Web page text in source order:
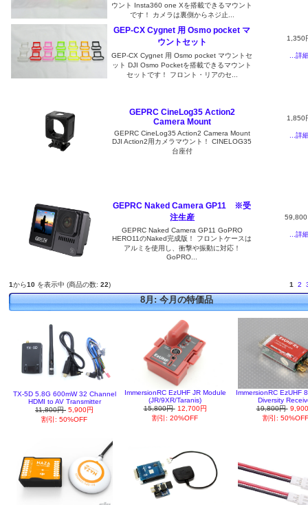
ウント Insta360 one Xを搭載できるマウント
です！ カメラは裏側からネジ止...
GEP-CX Cygnet 用 Osmo pocket マ
ウントセット
GEP-CX Cygnet 用 Osmo pocket マウントセ
ット DJI Osmo Pocketを搭載できるマウント
セットです！ フロント・リアのセ...
1,350
...詳
GEPRC CineLog35 Action2
Camera Mount
GEPRC CineLog35 Action2 Camera Mount
DJI Action2用カメラマウント！ CINELOG35
台座付
1,850
...詳
GEPRC Naked Camera GP11 ※受
注生産
GEPRC Naked Camera GP11 GoPRO
HERO11のNaked完成版！ フロントケースは
アルミを使用し、衝撃や振動に対応！
GoPRO...
59,800
...詳
1から10 を表示中 (商品の数: 22) 1 2
8月: 今月の特価品
TX-5D 5.8G 600mW 32 Channel
HDMI to AV Transmitter
11,800円 5,900円
割引: 50%OFF
ImmersionRC EzUHF JR Module
(JR/9XR/Taranis)
15,800円 12,700円
割引: 20%OFF
ImmersionRC EzUHF
Diversity
19,800円
割引: